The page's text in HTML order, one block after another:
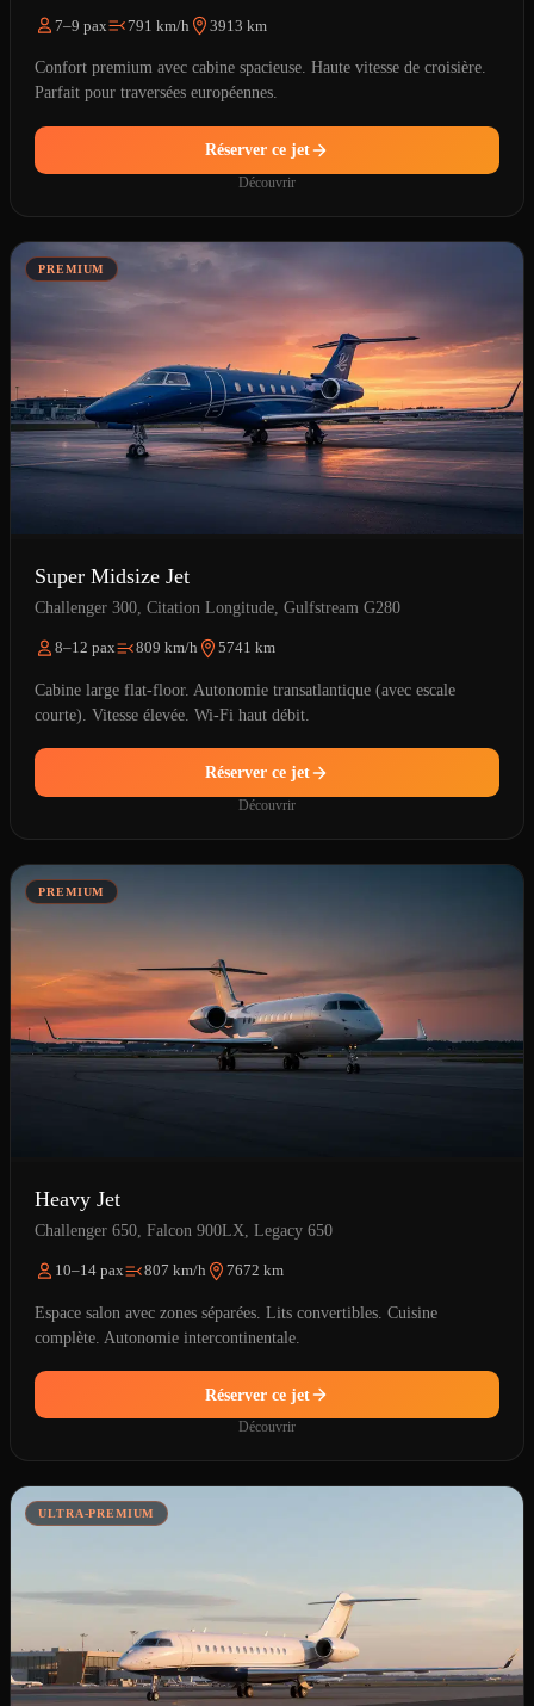
7–9 pax 791 km/h 3913 km
Confort premium avec cabine spacieuse. Haute vitesse de croisière.
Parfait pour traversées européennes.
Réserver ce jet
Découvrir
PREMIUM
Super Midsize Jet
Challenger 300, Citation Longitude, Gulfstream G280
8–12 pax 809 km/h 5741 km
Cabine large flat-floor. Autonomie transatlantique (avec escale
courte). Vitesse élevée. Wi-Fi haut débit.
Réserver ce jet
Découvrir
PREMIUM
Heavy Jet
Challenger 650, Falcon 900LX, Legacy 650
10–14 pax 807 km/h 7672 km
Espace salon avec zones séparées. Lits convertibles. Cuisine
complète. Autonomie intercontinentale.
Réserver ce jet
Découvrir
ULTRA-PREMIUM